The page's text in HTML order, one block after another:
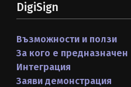
DigiSign
Възможности и ползи
За кого е предназначен
Интеграция
Заяви демонстрация